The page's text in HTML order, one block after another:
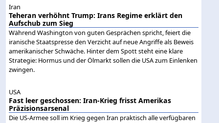
Iran
Teheran verhöhnt Trump: Irans Regime erklärt den
Aufschub zum Sieg
Während Washington von guten Gesprächen spricht, feiert die
iranische Staatspresse den Verzicht auf neue Angriffe als Beweis
amerikanischer Schwäche. Hinter dem Spott steht eine klare
Strategie: Hormus und der Ölmarkt sollen die USA zum Einlenken
zwingen.
USA
Fast leer geschossen: Iran-Krieg frisst Amerikas
Präzisionsarsenal
Die US-Armee soll im Krieg gegen Iran praktisch alle verfügbaren